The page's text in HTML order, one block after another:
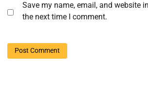
Save my name, email, and website
the next time I comment.